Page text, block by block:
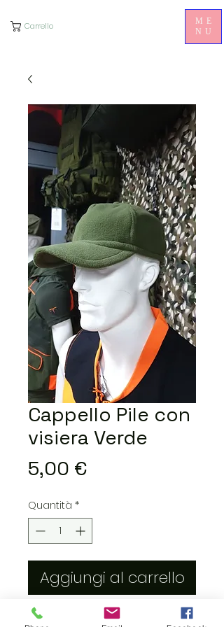
Carrello
ME
NU
Cappello Pile con
visiera Verde
5,00 €
Quantità *
Aggiungi al carrello
caldissimo cappello in pile con